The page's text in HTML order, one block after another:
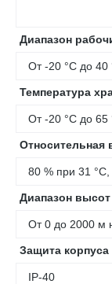
Диапазон
От -20 °C до 40
Температура
От -20 °C до 65
Относительная
80 % при 31
Диапазон высот
От 0 до 2000 м
Защита корпуса
IP-40